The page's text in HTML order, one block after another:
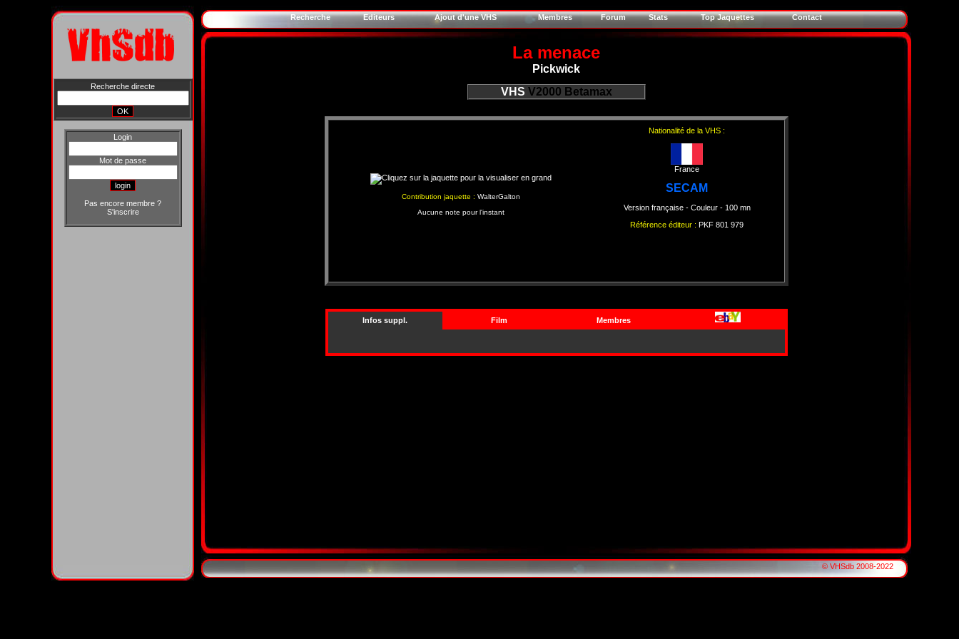
Recherche directe
Login
Mot de passe
Pas encore membre ?
S'inscrire
Recherche Editeurs Ajout d'une VHS Membres Forum Stats Top Jaquettes Contact
La menace
Pickwick
VHS V2000 Betamax
Contribution jaquette : WalterGalton
Aucune note pour l'instant
Nationalité de la VHS :
France
SECAM
Version française- Couleur- 100 mn
Référence éditeur : PKF 801 979
Infos suppl. Film Membres
© VHSdb 2008-2022